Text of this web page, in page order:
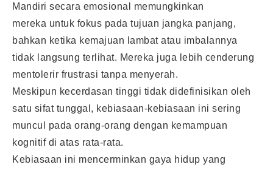
Mandiri secara emosional memungkinkan
mereka untuk fokus pada tujuan jangka panjang,
bahkan ketika kemajuan lambat atau imbalannya
tidak langsung terlihat. Mereka juga lebih cenderung
mentolerir frustrasi tanpa menyerah.
Meskipun kecerdasan tinggi tidak didefinisikan oleh
satu sifat tunggal, kebiasaan-kebiasaan ini sering
muncul pada orang-orang dengan kemampuan
kognitif di atas rata-rata.
Kebiasaan ini mencerminkan gaya hidup yang